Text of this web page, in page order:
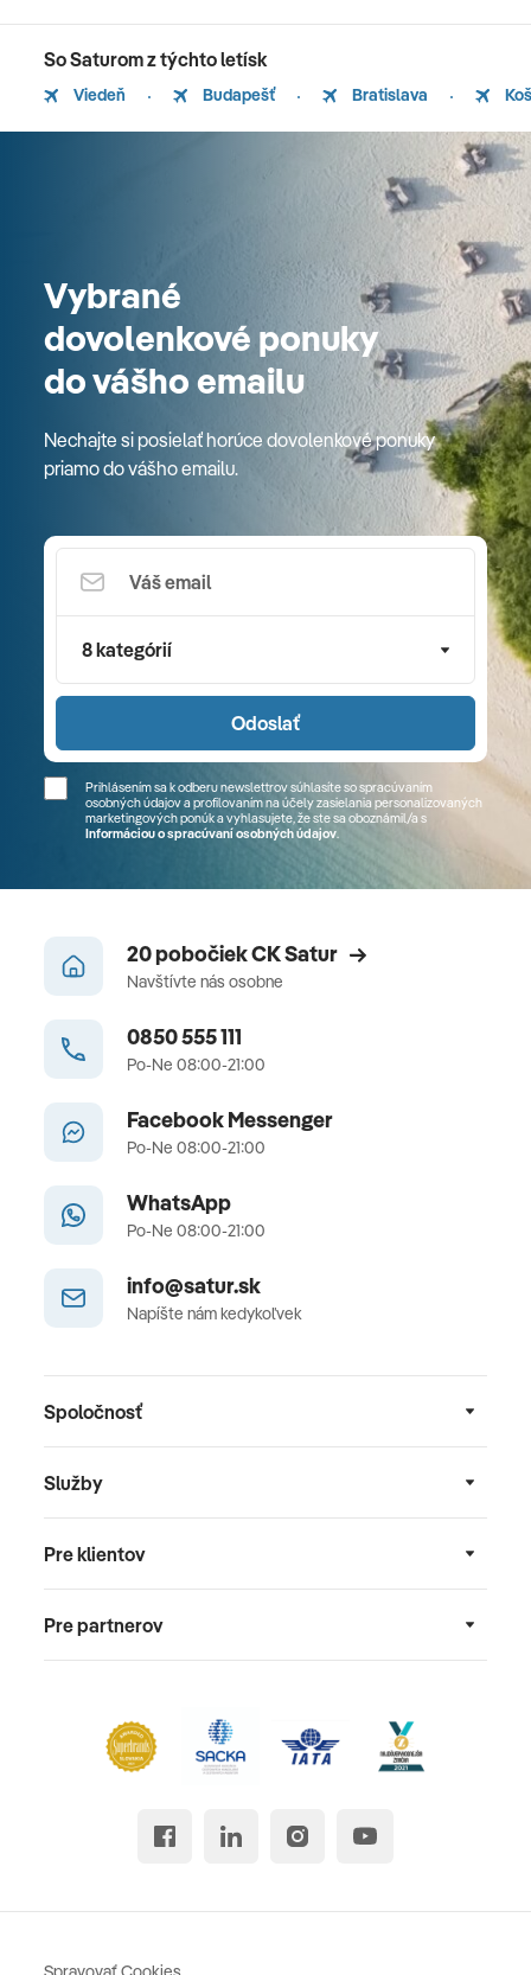
So Saturom z týchto letísk
Viedeň Budapešť Bratislava
Vybrané
dovolenkové ponuky
do vášho emailu
Nechajte si posielať horúce dovolenkové ponuky
priamo do vášho emailu.
8 kategórií
Odoslať
Prihlásením sa k odberu newslettrov súhlasíte so spracúvaním
osobných údajov a profilovaním na účely zasielania personalizovaných
marketingových ponúk a vyhlasujete, že ste sa oboznámil/a s
Informáciou o spracúvaní osobných údajov.
20 pobočiek CK Satur
Navštívte nás osobne
0850 555 111
Po-Ne 08:00-21:00
Facebook Messenger
Po-Ne 08:00-21:00
WhatsApp
Po-Ne 08:00-21:00
info@satur.sk
Napíšte nám kedykoľvek
Spoločnosť
Služby
Pre klientov
Pre partnerov